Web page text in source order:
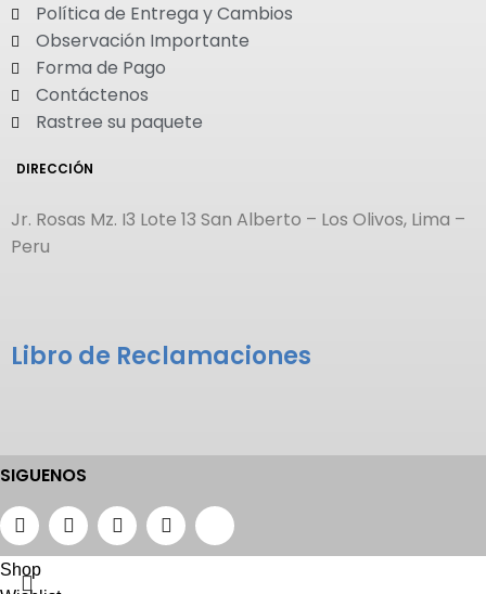
Política de Entrega y Cambios
Observación Importante
Forma de Pago
Contáctenos
Rastree su paquete
DIRECCIÓN
Jr. Rosas Mz. I3 Lote 13 San Alberto – Los Olivos, Lima –
Peru
Libro de Reclamaciones
SIGUENOS
Shop